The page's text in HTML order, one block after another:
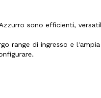
sono efficienti,
range di ingresso e